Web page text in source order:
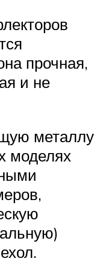
прочная,
и не
металлу
моделях